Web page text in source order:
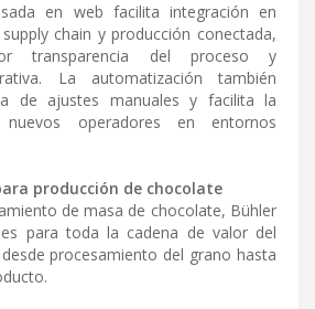
en web facilita integración en
chain y producción conectada,
transparencia del proceso y
La automatización también
de ajustes manuales y facilita la
operadores en entornos
producción de chocolate
de masa de chocolate, Bühler
para toda la cadena de valor del
procesamiento del grano hasta